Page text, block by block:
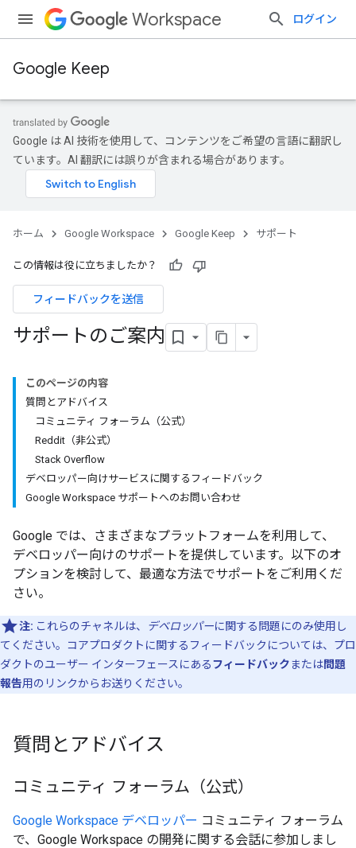
Workspace ログイン
Google Keep
Google は AI 技術を使用して、コンテンツをご希望の言語に翻訳し
ています。AI 翻訳には誤りが含まれる場合があります。
ホーム Google Workspace Google Keep サポート
この情報は役に立ちましたか？
フィードバックを送信
サポートのご案内
このページの内容
質問とアドバイス
コミュニティ フォーラム（公式）
Reddit（非公式）
Stack Overflow
デベロッパー向けサービスに関するフィードバック
Google Workspace サポートへのお問い合わせ
Google では、さまざまなプラットフォームを利用して、
デベロッパー向けのサポートを提供しています。以下のオ
プションを検討して、最適な方法でサポートをご利用くだ
さい。
注: これらのチャネルは、 デベロッパーに関する問題にのみ使用し
てください。コアプロダクトに関するフィードバックについては、プロ
ダクトのユーザー インターフェースにあるフィードバックまたは問題
報告用のリンクからお送りください。
質問とアドバイス
コミュニティ フォーラム（公式）
Google Workspace デベロッパー コミュニティ フォーラム
で、Google Workspace の開発に関する会話に参加しまし